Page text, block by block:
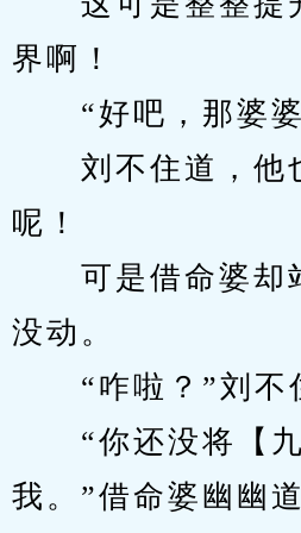
界啊！
“好吧，那婆婆
刘不住道，他
呢！
可是借命婆却
没动。
“咋啦？”刘不
“你还没将【九
我。”借命婆幽幽道